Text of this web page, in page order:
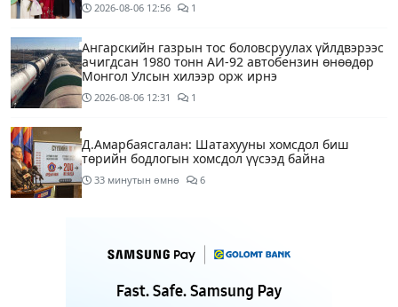
2026-08-06 12:56 1
Ангарскийн газрын тос боловсруулах үйлдвэрээс
ачигдсан 1980 тонн АИ-92 автобензин өнөөдөр
Монгол Улсын хилээр орж ирнэ
2026-08-06 12:31 1
Д.Амарбаясгалан: Шатахууны хомсдол биш
төрийн бодлогын хомсдол үүсээд байна
33 минутын өмнө 6
23:00 цагаас түр хааж, борооны ус зайлуулах
шугамын хөндлөн сэтэлгээ хийнэ